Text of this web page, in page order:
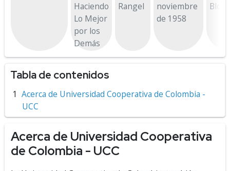
Haciendo
Lo Mejor
por los
Demás
Rangel
noviembre
de 1958
Tabla de contenidos
Acerca de Universidad Cooperativa de Colombia -
UCC
Acerca de Universidad Cooperativa
de Colombia - UCC